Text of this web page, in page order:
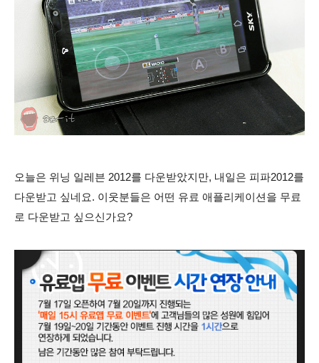
오늘은 위닝 일레븐 2012를 다운받았지만, 내일은 피파2012를
다운받고 싶네요. 이웃분들은 어떤 유료 애플리케이션을 무료
로 다운받고 싶으신가요?